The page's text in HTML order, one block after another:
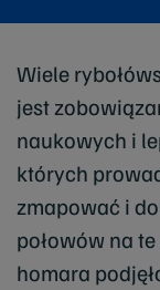
Wiele
jest
naukowych i
których
zmapować i
połowów na
homara